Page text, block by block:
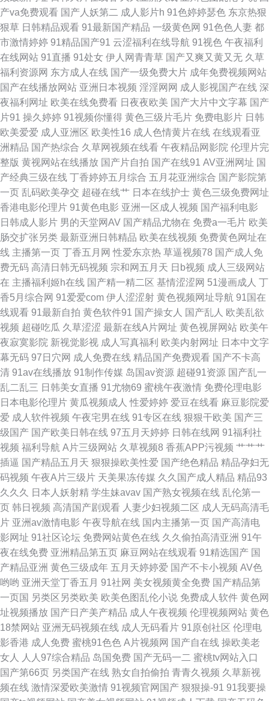
源大全 国产黄在线免费观看 精品97无码视频 大香蕉伊4 亚洲日韩国产精品
日韩专区中文字幕在线 97亚洲影院 超碰蜜臀91上传 国产精品欧美日韩五月
影音先锋看素人 东方va一区二区 91破处视频 91超碰导航中字 91社com 97
总资源免费资源站 91超碰综合 人妻先锋影音AV 狠狠撸夜夜草 91探花在线
欧美女女 人人干16p 成人永久 91ncom免费网 美女毛片专区 阿v不卡的在线
视频 中文一区二区 狠狠肏COM 91视频库 97亚洲免费电影 狼友福利社区 日
韩亚洲Αν天堂 97超碰男人 国产精品久久网站门 久久嫩草精品久久网站 五月
丁香花影院 日韩成人一区 操福利导航 人妻丰满精品一区 91cvom网站 91亚
洲精品入口 阿v视频在线播放 国产成人精品一区 久久九九视频免费 92影院
91成人在线网址 福利AV资源 91狼人资源 探花综合网 丝袜人妻中出 51福利
社区导航 97久久在线视频 福利社免费看三分钟 国产日韩另类精品综合 99视
频国内 日韩欧美成人网站日韩 91女玍 国产91h片在线看 欧美色图setu 韩国
av 国产精品海角大神 91视频官方 在线日韩中文 日韩有码电影 影音先锋中文
字幕资源 五月丁香一区二区 欧美另类第一液 久久国产乱第一页 国产亚洲欧
美在线 www国产极品 91国产超碰大神 91激情福利 91豆花视频网站 亚洲AV
色片 国产91原创视频综合 91豆花视频观看 91偷拍网海角社区 超碰AV福利
黑丝av导航 欧美AA级片 熟女91 91nAV网址 91人妻福利精品 www豆花社区
91污导航 国产日批 老色友影院 日韩精品色色 亚洲另类在线观看 91福利国产
在线观看 国产成人免费福利 日本成人人妻在线 91超碰人人艹 91熟女一区 肏
屄AB 加勒比大香蕉东京热 欧美一卡二卡
产va免费观看 国产人妖第二 成人影片h 91色婷婷瑟色 东京热狠
狠草 日韩精品观看 91最新国产精品 一级黄色网 91色色人妻 都
市激情婷婷 91精品国产91 云涩福利在线导航 91视色 午夜福利
在线网站 91直播 91处女 伊人网青青草 国产又爽又黄又无 久草
福利资源网 东方成人在线 国产一级免费大片 成年免费视频网站
国产在线播放网站 亚洲日本视频 淫淫网网 成人影视国产在线 深
夜福利网址 欧美在线免费看 日夜夜欧美 国产大片中文字幕 国产
片91 操久婷婷 91视频你懂得 黄色三级片毛片 免费电影片 日韩
欧美爱爱 成人亚洲区 欧美性16 成人色情黄片在线 在线观看亚
洲精品 国产热综合 久草网视频在线看 午夜精品网影院 伦理片完
整版 黄视网站在线播放 国产片自拍 国产在线91 AV亚洲网址 国
产经典三级在线 丁香婷婷五月综合 五月花亚洲综合 国产影院第
一页 乱码欧美孕交 超碰在线艹 日本在线护士 黄色三级免费网址
香港电影伦理片 91黄色电影 亚洲一区成人视频 国产福利电影
日韩成人影片 男的天堂网AV 国产精品尤物在 免费a一毛片 欧美
肠交扩张另类 最新亚洲日韩精品 欧美在线视频 免费黄色网址在
线 主播第一页 丁香五月网 性爱东京热 草逼视频78 国产成人免
费无码 高清日韩无码视频 宗和网五月天 日b视频 成人三级网站
在 主播福利姬h在线 国产精一精二区 基情涩涩网 51漫画成人 丁
香5月综合网 91爱爱com 伊人涩涩射 黄色视频网址导航 91国在
线观看 91最新自拍 黄色软件91 国产操女人 国产乱人 欧美乱欲
视频 超碰吃瓜 久草涩涩 最新在线A片网址 黄色视屏网站 欧美午
夜寂寞影院 新视觉影视 成人写真福利 欧美内射网址 日本中文字
幕无码 97日穴网 成人免费在线 精品国产免费观看 国产不卡高
清 91av在线播放 91制作传媒 岛国av资源 超碰91资源 国产乱一
乱二乱三 日韩美女直播 91尤物69 蜜桃午夜激情 免费伦理电影
日本电影伦理片 黄瓜视频成人 性爱婷婷 爱豆在线看 麻豆影院爱
爱 成人软件视频 午夜宅男在线 91专区在线 狠狠干欧美 国产三
级国产 国产欧美日韩在线 97五月天婷婷 日韩在线网 91福利社
视频 福利导航 A片三级网站 久草视频8 香蕉APP污视频 艹艹艹
插逼 国产精品五月天 狠狠操欧美性爱 国产绝色精品 精品孕妇无
码视频 午夜A片三级片 天美果冻传媒 久久国产成人精品 精品93
久久久
日本人妖射精 学生妹avav 国产熟女视频在线 乱伦第一
页 韩日视频 高清国产剧观看 人妻少妇视频二区 成人无码高清毛
片 亚洲av激情电影 午夜导航在线 国内主播第一页 国产高清电
影网址 91社区论坛 免费网站黄色在线 久久偷拍高清亚洲 91午
夜在线免费 亚洲精品第五页 麻豆网站在线观看 91精选国产 国
产精品亚洲 黄色三级成年 五月天婷婷爱 国产不卡小视频 AV色
哟哟 亚洲天堂丁香五月 91社网 美女视频黄全免费 国产精品第
一页国 另类区另类欧美 欧美色图乱伦小说 免费成人软件 黄色网
址视频播放 国产日产美产精品 成人午夜视频 伦理视频网站 黄色
18禁网站 亚洲无码视频在线 成人无码看片 91原创社区 伦理电
影香港 成人免费 蜜桃91色色 A片视频网 国产自在线 操欧美老
女人
人人97综合精品 岛国免费 国产无码一二 蜜桃tv网站入口
国产第66页 另类国产在线 熟女自拍偷拍 青青久视频 久草新视
频在线 激情深爱欧美激情 91视频官网国产 狠狠操-91 91我要操